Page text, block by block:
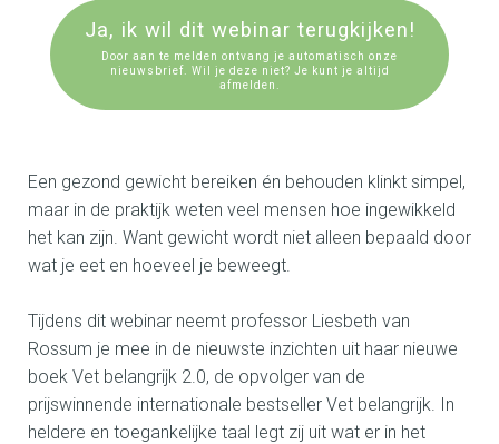
Ja, ik wil dit webinar terugkijken!
Door aan te melden ontvang je automatisch onze
nieuwsbrief. Wil je deze niet? Je kunt je altijd
afmelden.
Een gezond gewicht bereiken én behouden klinkt simpel,
maar in de praktijk weten veel mensen hoe ingewikkeld
het kan zijn. Want gewicht wordt niet alleen bepaald door
wat je eet en hoeveel je beweegt.
Tijdens dit webinar neemt professor Liesbeth van
Rossum je mee in de nieuwste inzichten uit haar nieuwe
boek Vet belangrijk 2.0, de opvolger van de
prijswinnende internationale bestseller Vet belangrijk. In
heldere en toegankelijke taal legt zij uit wat er in het